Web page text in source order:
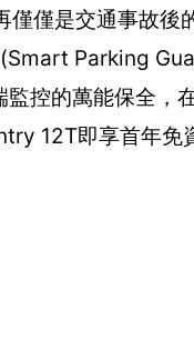
僅是交通事故後
Parking
控的萬能保全
12T即享首年